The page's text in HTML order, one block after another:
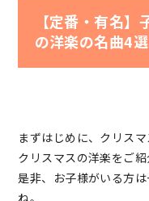
【定番・有名
の洋楽の名曲4選
まずはじめに、クリス
クリスマスの洋楽をご紹
是非、お子様がいる方